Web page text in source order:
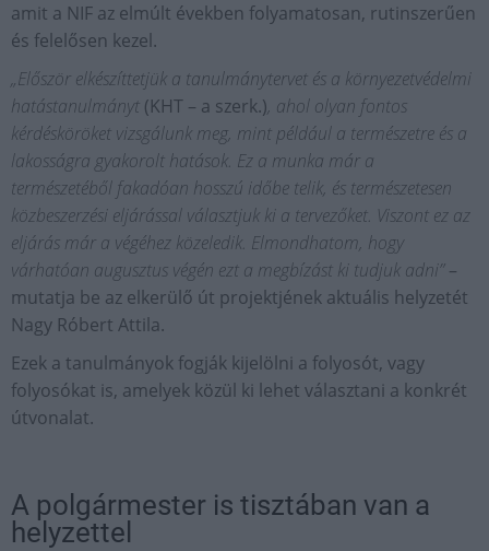
amit a NIF az elmúlt években folyamatosan, rutinszerűen
és felelősen kezel.
„Először elkészíttetjük a tanulmánytervet és a környezetvédelmi
hatástanulmányt (KHT – a szerk.), ahol olyan fontos
kérdésköröket vizsgálunk meg, mint például a természetre és a
lakosságra gyakorolt hatások. Ez a munka már a
természetéből fakadóan hosszú időbe telik, és természetesen
közbeszerzési eljárással választjuk ki a tervezőket. Viszont ez az
eljárás már a végéhez közeledik. Elmondhatom, hogy
várhatóan augusztus végén ezt a megbízást ki tudjuk adni”–
mutatja be az elkerülő út projektjének aktuális helyzetét
Nagy Róbert Attila.
Ezek a tanulmányok fogják kijelölni a folyosót, vagy
folyosókat is, amelyek közül ki lehet választani a konkrét
útvonalat.
A polgármester is tisztában van a
helyzettel